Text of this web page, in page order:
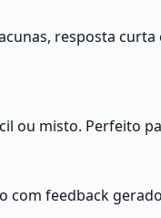
resposta
ou misto. Perfeito
feedback